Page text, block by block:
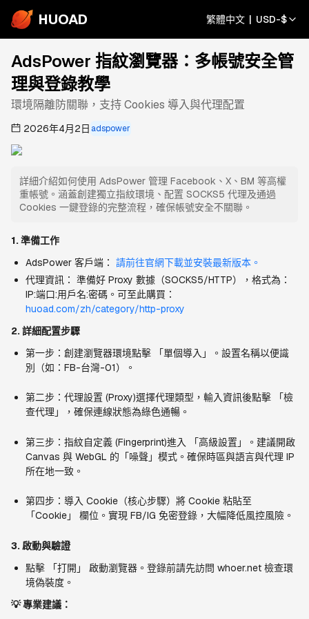
HUOAD 繁體中文 | USD-$
AdsPower 指紋瀏覽器：多帳號安全管
理與登錄教學
環境隔離防關聯，支持 Cookies 導入與代理配置
2026年4月2日 adspower
詳細介紹如何使用 AdsPower 管理 Facebook、X、BM 等高權
重帳號。涵蓋創建獨立指紋環境、配置 SOCKS5 代理及通過
Cookies 一鍵登錄的完整流程，確保帳號安全不關聯。
1. 準備工作
AdsPower 客戶端： 請前往官網下載並安裝最新版本。
代理資訊： 準備好 Proxy 數據（SOCKS5/HTTP），格式為：
IP:端口:用戶名:密碼。可至此購買：
huoad.com/zh/category/http-proxy
2. 詳細配置步驟
第一步：創建瀏覽器環境點擊 「單個導入」。設置名稱以便識
別（如：FB-台灣-01）。
第二步：代理設置 (Proxy)選擇代理類型，輸入資訊後點擊 「檢
查代理」，確保連線狀態為綠色通暢。
第三步：指紋自定義 (Fingerprint)進入 「高級設置」。建議開啟
Canvas 與 WebGL 的「噪聲」模式。確保時區與語言與代理 IP
所在地一致。
第四步：導入 Cookie（核心步驟）將 Cookie 粘貼至
「Cookie」 欄位。實現 FB/IG 免密登錄，大幅降低風控風險。
3. 啟動與驗證
點擊 「打開」 啟動瀏覽器。登錄前請先訪問 whoer.net 檢查環
境偽裝度。
💡 專業建議：